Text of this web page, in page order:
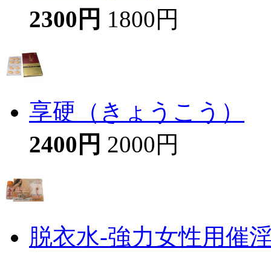
2300円 1800円
享硬（きょうこう）
2400円 2000円
脱衣水-強力女性用催